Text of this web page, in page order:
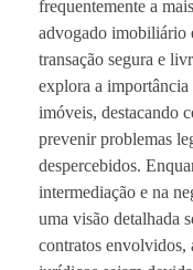
frequentemente a
advogado imobiliário
transação segura e
explora a importância
imóveis, destacando
prevenir problemas
despercebidos.
intermediação e na
uma visão detalhada
contratos envolvidos,